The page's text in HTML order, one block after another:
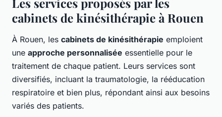
cabinets de kinésithérapie à Rouen
À Rouen, les cabinets de kinésithérapie emploient
une approche personnalisée essentielle pour le
traitement de chaque patient. Leurs services sont
diversifiés, incluant la traumatologie, la rééducation
respiratoire et bien plus, répondant ainsi aux besoins
variés des patients.